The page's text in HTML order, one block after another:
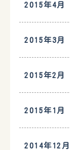
2015年4月
2015年3月
2015年2月
2015年1月
2014年12月